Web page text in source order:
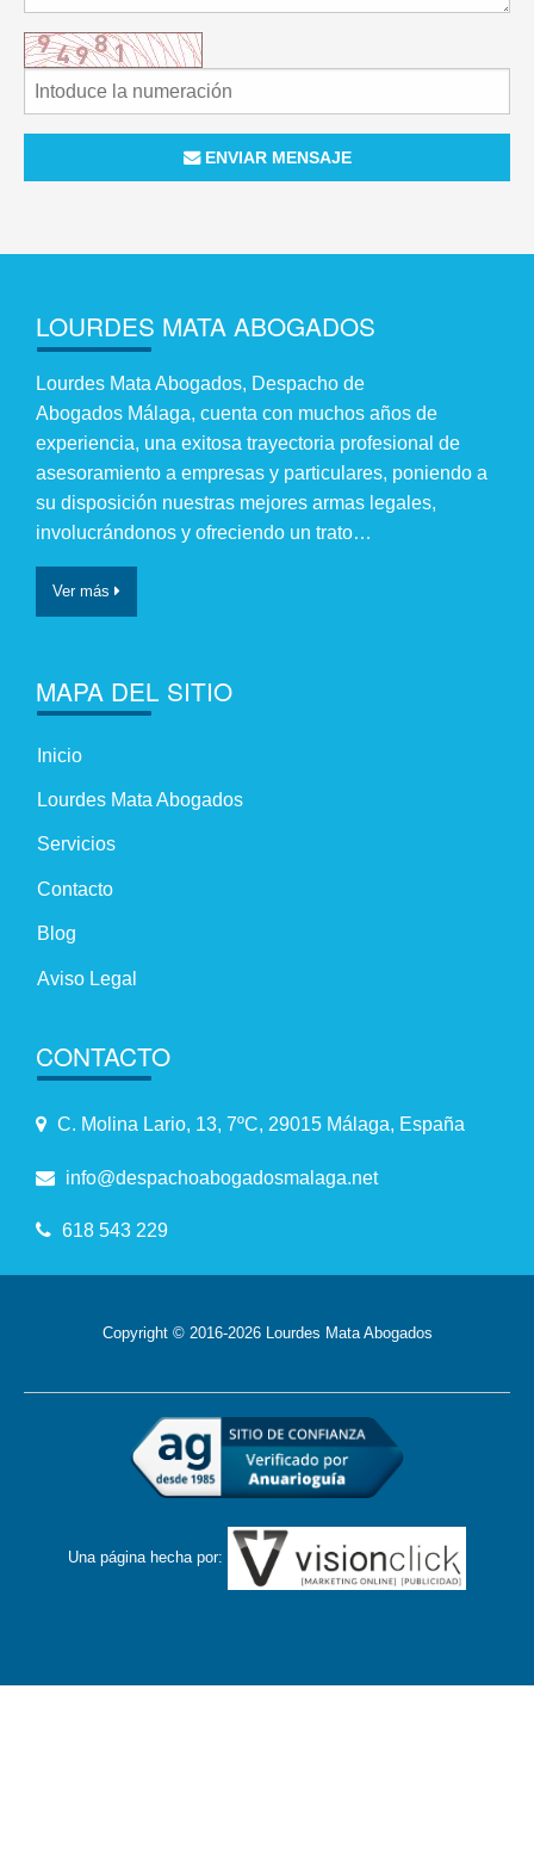
ENVIAR MENSAJE
LOURDES MATA ABOGADOS
Lourdes Mata Abogados, Despacho de
Abogados Málaga, cuenta con muchos años de
experiencia, una exitosa trayectoria profesional de
asesoramiento a empresas y particulares, poniendo a
su disposición nuestras mejores armas legales,
involucrándonos y ofreciendo un trato…
Ver más
MAPA DEL SITIO
Inicio
Lourdes Mata Abogados
Servicios
Contacto
Blog
Aviso Legal
CONTACTO
C. Molina Lario, 13, 7ºC, 29015 Málaga, España
info@despachoabogadosmalaga.net
618 543 229
Copyright © 2016-2026 Lourdes Mata Abogados
Una página hecha por: